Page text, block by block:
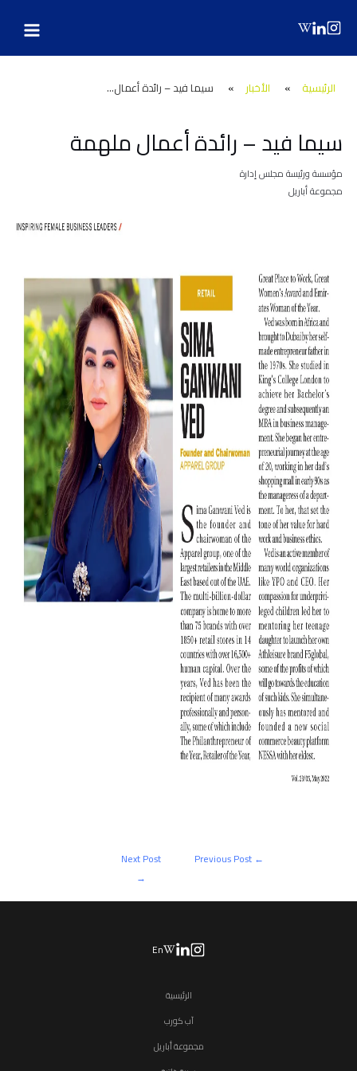
Menu
الرئيسية » الأخبار » سيما فيد – رائدة أعمال...
سيما فيد – رائدة أعمال ملهمة
مؤسسة ورئيسة مجلس إدارة
مجموعة أباريل
navigation
←
Previous Post
Next Post
→
En
الرئيسية
آب كورب
مجموعة أباريل